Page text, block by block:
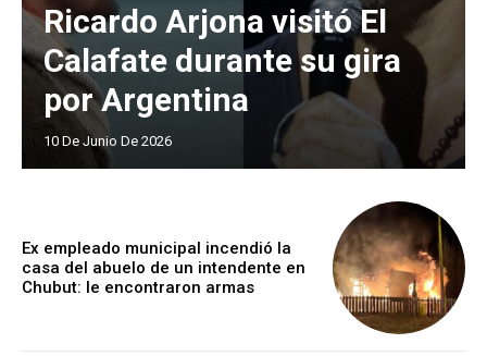
Ricardo Arjona visitó El
Calafate durante su gira
por Argentina
10 De Junio De 2026
Ex empleado municipal incendió la
casa del abuelo de un intendente en
Chubut: le encontraron armas